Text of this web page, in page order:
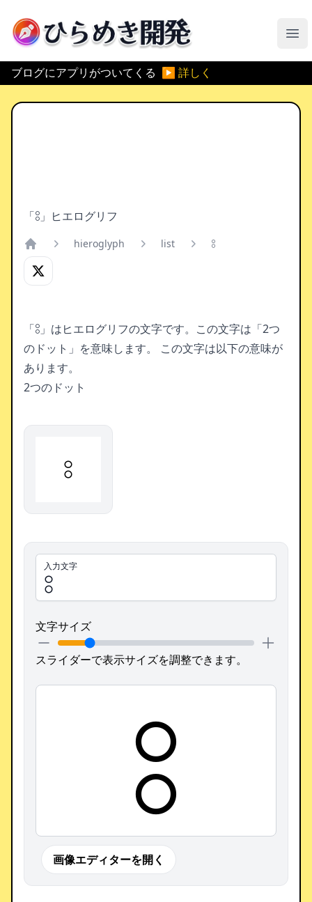
ひらめき開発
メ
ブログにアプリがついてくる ▶ 詳しく
「𓃊」ヒエログリフ
Home
hieroglyph list 𓃊
「𓃊」はヒエログリフの文字です。この文字は「2つ
のドット」を意味します。
この文字は以下の意味が
あります。
2つのドット
𓃊
入力文字
文字サイズ
スライダーで表示サイズを調整できます。
𓃊
画像エディターを開く